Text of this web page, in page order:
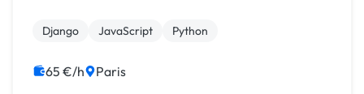
problématiques de manière structurée afin de
Django JavaScript Python
65 €/h Paris